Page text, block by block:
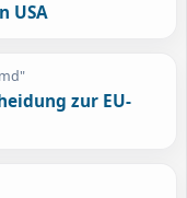
USA
zur EU-